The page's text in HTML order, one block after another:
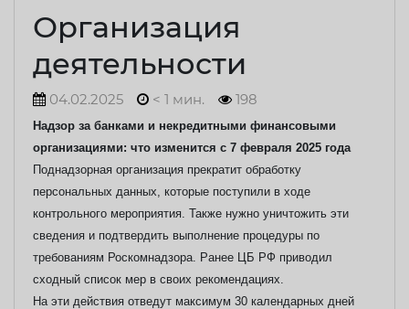
Организация
деятельности
04.02.2025 < 1 мин. 198
Надзор за банками и некредитными финансовыми
организациями: что изменится с 7 февраля 2025 года
Поднадзорная организация прекратит обработку
персональных данных, которые поступили в ходе
контрольного мероприятия. Также нужно уничтожить эти
сведения и подтвердить выполнение процедуры по
требованиям Роскомнадзора. Ранее ЦБ РФ приводил
сходный список мер в своих рекомендациях.
На эти действия отведут максимум 30 календарных дней